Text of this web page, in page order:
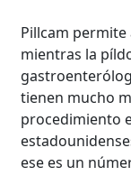
Pillcam permite
mientras la
tienen mucho
procedimiento
ese es un